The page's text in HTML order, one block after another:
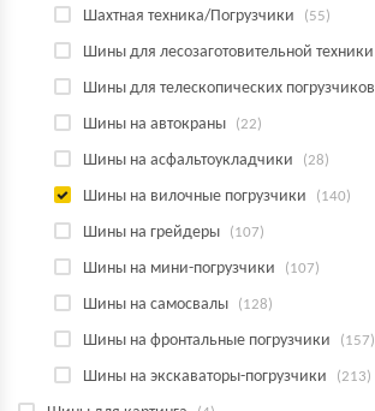
Шахтная техника/Погрузчики (55)
Шины для лесозаготовительной техники
Шины для телескопических погрузчиков
Шины на автокраны (22)
Шины на асфальтоукладчики (28)
Шины на вилочные погрузчики (140)
Шины на грейдеры (107)
Шины на мини-погрузчики (107)
Шины на самосвалы (128)
Шины на фронтальные погрузчики (157)
Шины на экскаваторы-погрузчики (213)